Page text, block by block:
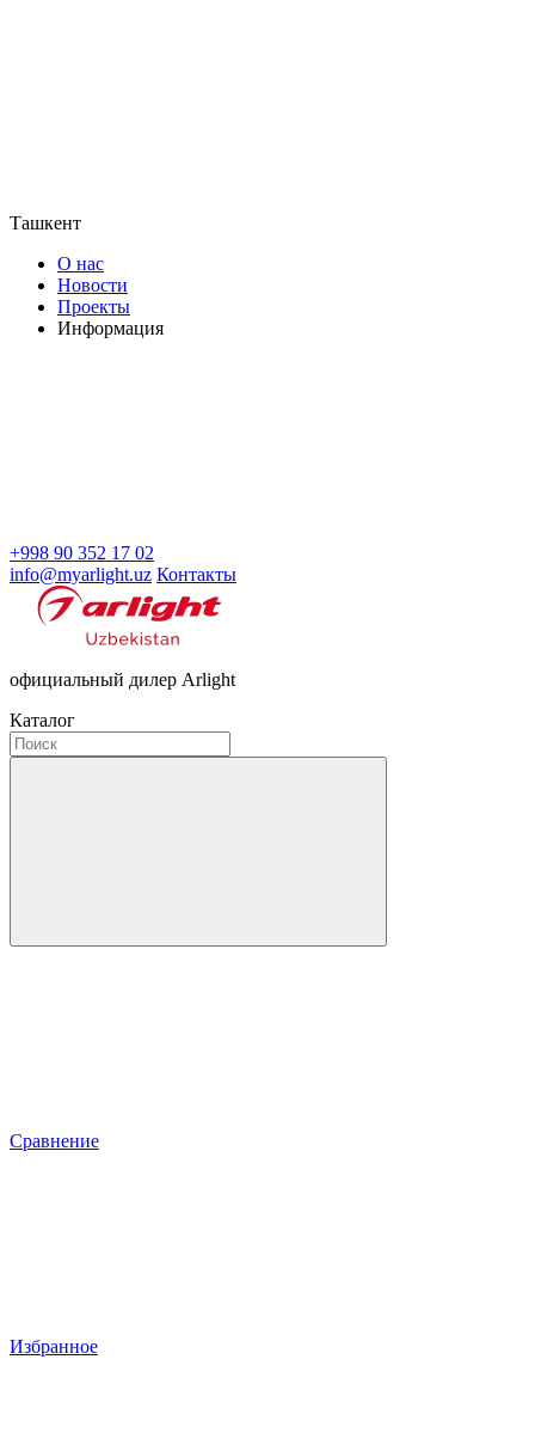
Ташкент
О нас
Новости
Проекты
Информация
+998 90 352 17 02
info@myarlight.uz Контакты
официальный дилер Arlight
Каталог
Сравнение
Избранное